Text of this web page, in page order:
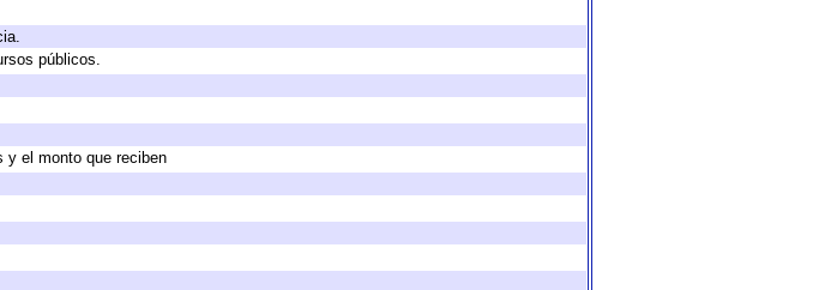
públicos.
y el monto que reciben